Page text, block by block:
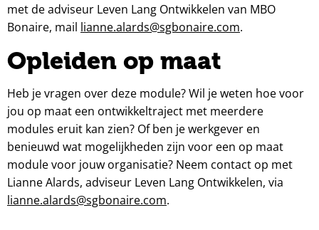
met de adviseur Leven Lang Ontwikkelen van MBO
Bonaire, mail lianne.alards@sgbonaire.com.
Opleiden op maat
Heb je vragen over deze module? Wil je weten hoe voor
jou op maat een ontwikkeltraject met meerdere
modules eruit kan zien? Of ben je werkgever en
benieuwd wat mogelijkheden zijn voor een op maat
module voor jouw organisatie? Neem contact op met
Lianne Alards, adviseur Leven Lang Ontwikkelen, via
lianne.alards@sgbonaire.com.